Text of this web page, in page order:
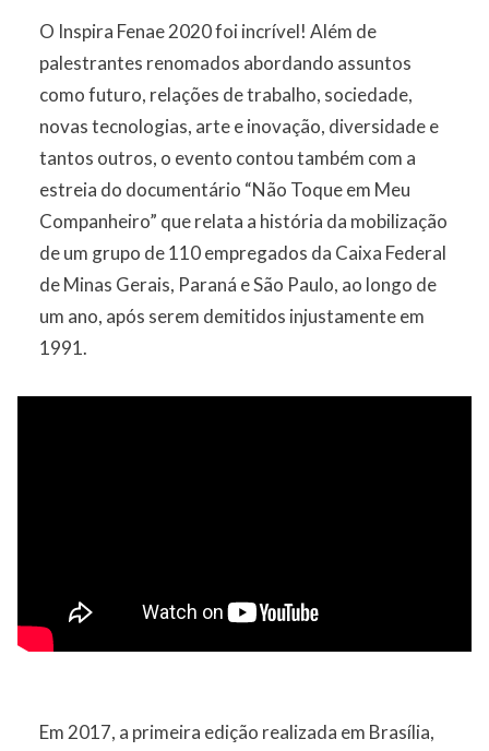
O Inspira Fenae 2020 foi incrível! Além de
palestrantes renomados abordando assuntos
como futuro, relações de trabalho, sociedade,
novas tecnologias, arte e inovação, diversidade e
tantos outros, o evento contou também com a
estreia do documentário “Não Toque em Meu
Companheiro” que relata a história da mobilização
de um grupo de 110 empregados da Caixa Federal
de Minas Gerais, Paraná e São Paulo, ao longo de
um ano, após serem demitidos injustamente em
1991.
Em 2017, a primeira edição realizada em Brasília,